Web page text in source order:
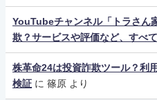
YouTubeチャンネル「トラさん
欺？サービスや評価など、すべ
株革命24は投資詐欺ツール？利
検証 に 篠原 より